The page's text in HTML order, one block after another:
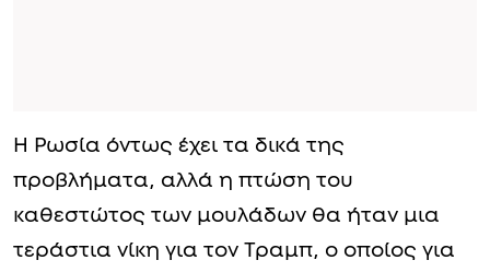
Η Ρωσία όντως έχει τα δικά της
προβλήματα, αλλά η πτώση του
καθεστώτος των μουλάδων θα ήταν μια
τεράστια νίκη για τον Τραμπ, ο οποίος για